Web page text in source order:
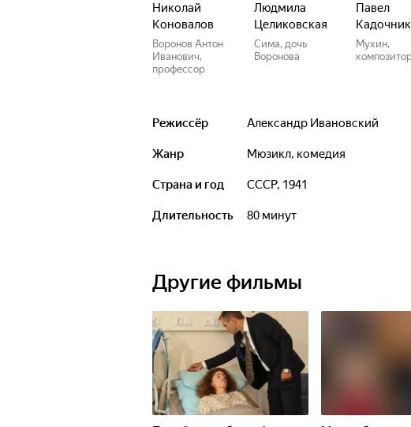
Николай
Коновалов
Воронов Антон
Иванович,
профессор
Людмила
Целиковская
Сима, дочь
Воронова
Павел
Мухин,
Режиссёр Александр Ивановский
Жанр мюзикл, комедия
Страна и год СССР, 1941
Длительность 80 минут
Другие фильмы